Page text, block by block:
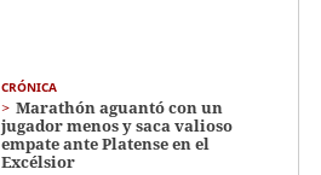
CRÓNICA
Marathón aguantó con un
jugador menos y saca valioso
empate ante Platense en el
Excélsior